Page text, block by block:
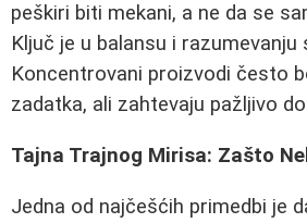
peškiri biti mekani, a ne da se
Ključ je u balansu i razumevanju
Koncentrovani proizvodi često
zadatka, ali zahtevaju pažljivo
Tajna Trajnog Mirisa: Zašto
Jedna od najčešćih primedbi je